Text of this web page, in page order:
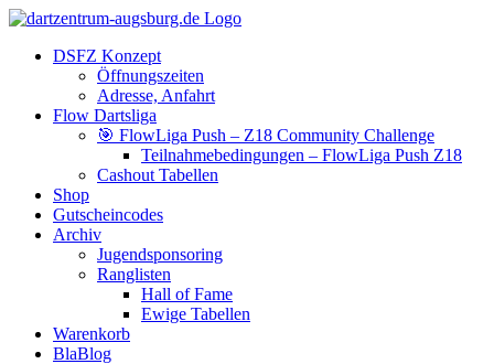
Zum
springen
Facebook
Instagram
YouTube
DSFZ Konzept
Öffnungszeiten
Adresse, Anfahrt
Flow Dartsliga
🎯 FlowLiga Push – Z18 Community Challenge
Teilnahmebedingungen – FlowLiga Push Z18
Cashout Tabellen
Shop
Gutscheincodes
Archiv
Jugendsponsoring
Ranglisten
Hall of Fame
Ewige Tabellen
Warenkorb
BlaBlog